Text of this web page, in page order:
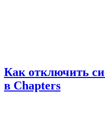
Как отключить
в Chapters